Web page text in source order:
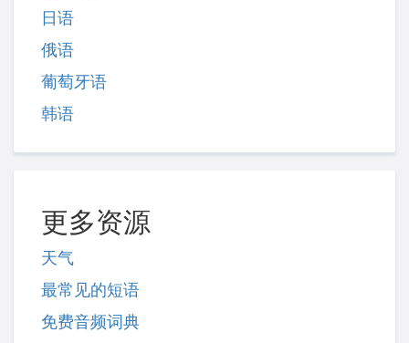
日语
俄语
葡萄牙语
韩语
更多资源
天气
最常见的短语
免费音频词典